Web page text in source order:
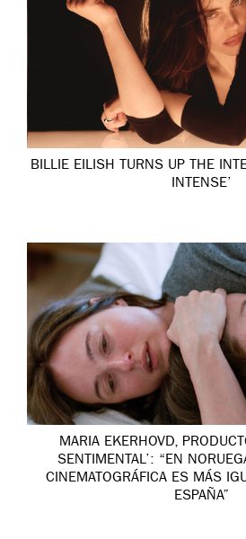
BILLIE EILISH TURNS UP THE
INTENSE’
MARIA EKERHOVD,
SENTIMENTAL’: “EN
CINEMATOGRÁFICA ES MÁS
ESPAÑA”